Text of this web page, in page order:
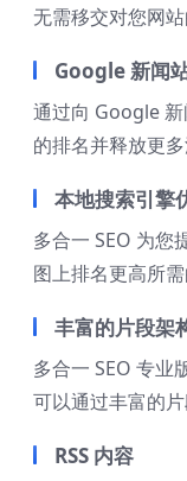
无需移交对您网站
Google 新闻
通过向 Google
的排名并释放更多
本地搜索引擎
多合一 SEO 为您
图上排名更高所需
丰富的片段架
多合一 SEO 专业
可以通过丰富的
RSS 内容